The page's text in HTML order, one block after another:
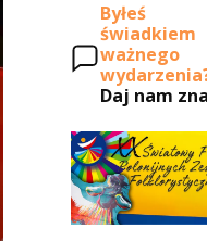
Byłeś
świadkiem
ważnego
Daj nam